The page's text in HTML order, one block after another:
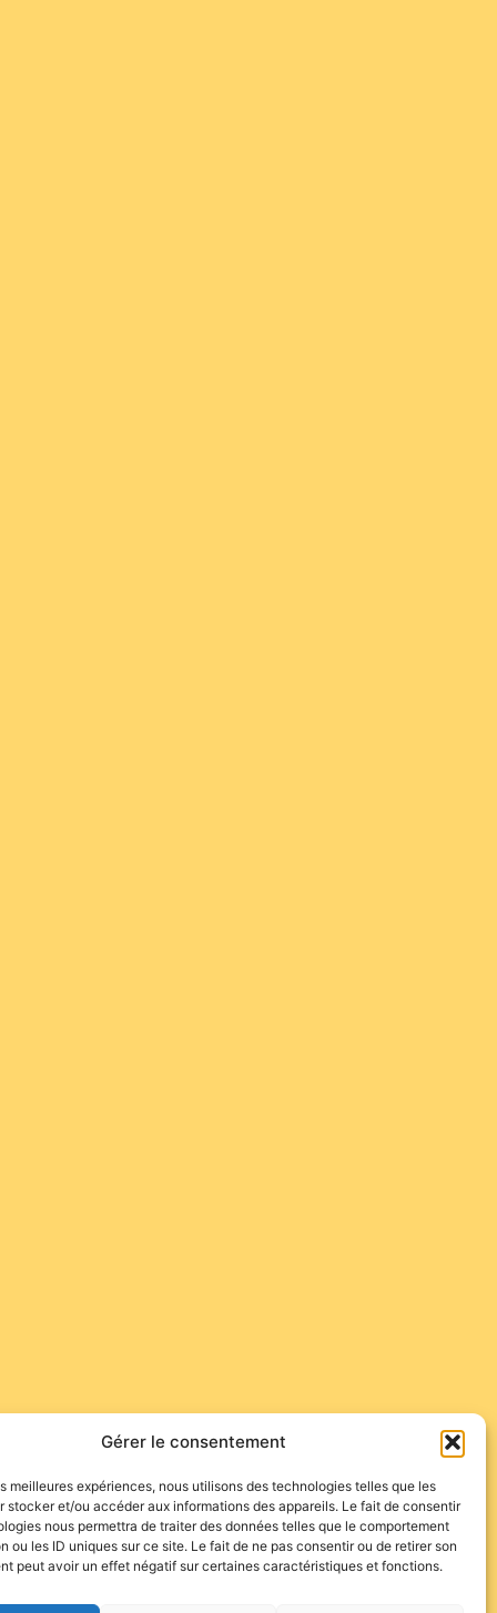
Gérer le consentement
meilleures expériences, nous utilisons des technologies telles que les
stocker et/ou accéder aux informations des appareils. Le fait de consentir
nous permettra de traiter des données telles que le comportement
ou les ID uniques sur ce site. Le fait de ne pas consentir ou de retirer son
peut avoir un effet négatif sur certaines caractéristiques et fonctions.